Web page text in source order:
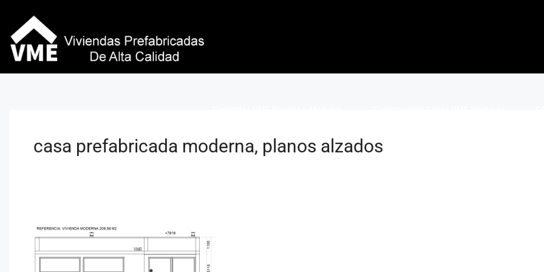
casa prefabricada moderna, planos alzados